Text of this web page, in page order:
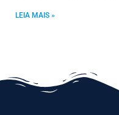
LEIA MAIS »